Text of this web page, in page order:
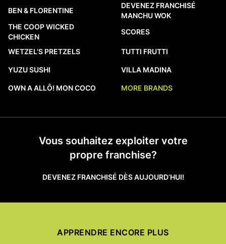
BEN & FLORENTINE
THE COOP WICKED
CHICKEN
WETZEL’S PRETZELS
YUZU SUSHI
OWN A ALLÔ! MON COCO
DEVENEZ FRANCHISÉ
MANCHU WOK
SCORES
TUTTI FRUTTI
VILLA MADINA
MORE BRANDS
Vous souhaitez exploiter votre
propre franchise?
DEVENEZ FRANCHISÉ DÈS AUJOURD’HUI!
APPRENDRE ENCORE PLUS